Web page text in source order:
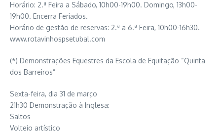
Horário: 2.ª Feira a Sábado, 10h00-19h00. Domingo, 13h00-
19h00. Encerra Feriados.
Horário de gestão de reservas: 2.ª a 6.ª Feira, 10h00-16h30.
www.rotavinhospsetubal.com
(*) Demonstrações Equestres da Escola de Equitação “Quinta
dos Barreiros”
Sexta-feira, dia 31 de março
21h30 Demonstração à Inglesa:
Saltos
Volteio artístico